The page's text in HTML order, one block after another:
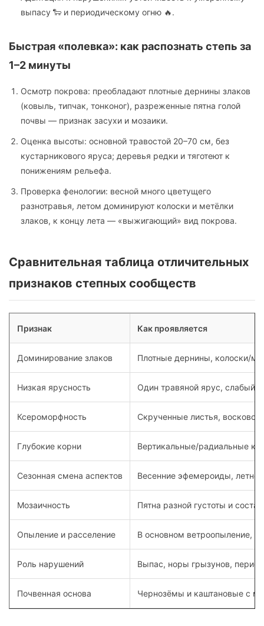
выпасу 🐑 и периодическому огню 🔥.
Быстрая «полевка»: как распознать степь за
1–2 минуты
Осмотр покрова: преобладают плотные дернины злаков
(ковыль, типчак, тонконог), разреженные пятна голой
почвы — признак засухи и мозаики.
Оценка высоты: основной травостой 20–70 см, без
кустарникового яруса; деревья редки и тяготеют к
понижениям рельефа.
Проверка фенологии: весной много цветущего
разнотравья, летом доминируют колоски и метёлки
злаков, к концу лета — «выжигающий» вид покрова.
Сравнительная таблица отличительных
признаков степных сообществ
Признак Как проявляется
Доминирование злаков Плотные дернины, колоски/
Низкая ярусность Один травяной ярус, слабый
Ксероморфность Скрученные листья, восковой
Глубокие корни Вертикальные/радиальные
Сезонная смена аспектов Весенние эфемероиды,
Мозаичность Пятна разной густоты и
Опыление и расселение В основном ветроопыление,
Роль нарушений Выпас, норы грызунов,
Почвенная основа Чернозёмы и каштановые с